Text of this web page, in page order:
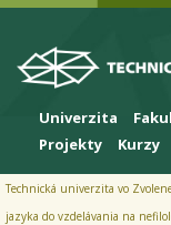
Skip to cookies
Skip to navigation
Skočiť na hlavný obsah
Univerzita
Projekty
Kurzy
Technická univerzita vo
jazyka do vzdelávania na